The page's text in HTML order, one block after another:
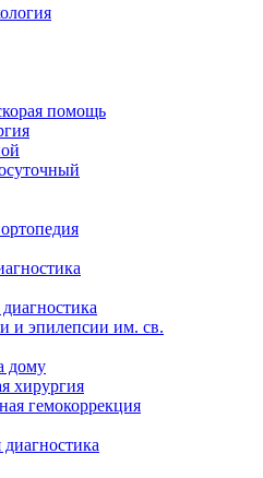
помощь
и эпилепсии им. св.
дому
хирургия
гемокоррекция